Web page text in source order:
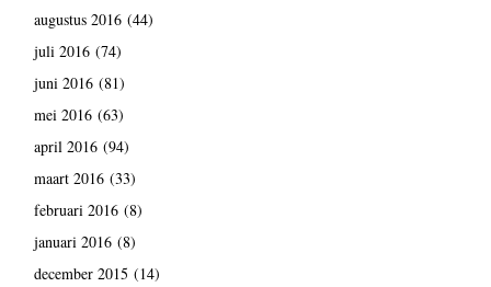
augustus 2016(44)
juli 2016(74)
juni 2016(81)
mei 2016(63)
april 2016(94)
maart 2016(33)
februari 2016(8)
januari 2016(8)
december 2015 (14)